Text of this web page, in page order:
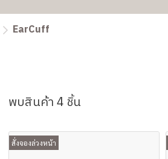
EarCuff
พบสินค้า 4 ชิ้น
สั่งจองล่วงหน้า